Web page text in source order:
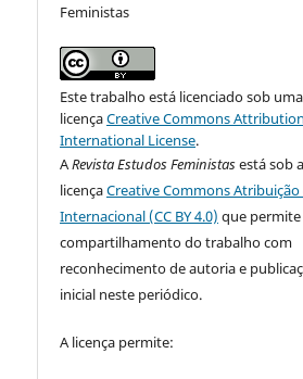
Feministas
Este trabalho está licenciado sob uma
licençaCreative Commons
International License.
ARevista Estudos Feministasestá sob a
licençaCreative Commons Atribuição
Internacional (CC BY 4.0) que
compartilhamento do trabalho com
reconhecimento de autoria e
inicial neste periódico.
A licença permite: